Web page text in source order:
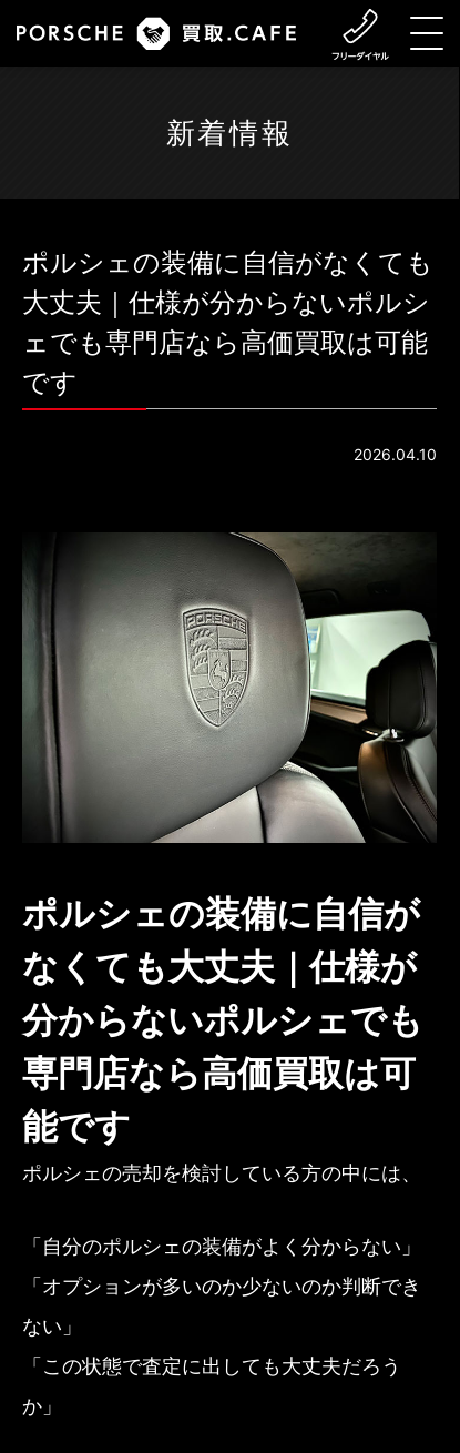
新着情報
ポルシェの装備に自信がなくても
大丈夫｜仕様が分からないポルシ
ェでも専門店なら高価買取は可能
です
2026.04.10
ポルシェの装備に自信が
なくても大丈夫｜仕様が
分からないポルシェでも
専門店なら高価買取は可
能です
ポルシェの売却を検討している方の中には、
「自分のポルシェの装備がよく分からない」
「オプションが多いのか少ないのか判断でき
ない」
「この状態で査定に出しても大丈夫だろう
か」